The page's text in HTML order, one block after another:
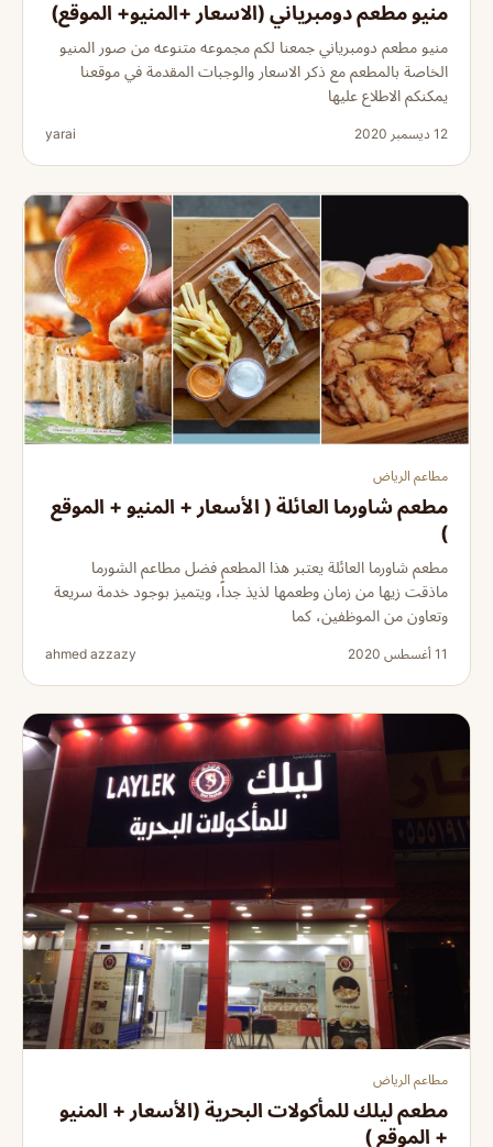
منيو مطعم دومبرياني (الاسعار +المنيو+ الموقع)
منيو مطعم دومبرياني جمعنا لكم مجموعه متنوعه من صور المنيو
الخاصة بالمطعم مع ذكر الاسعار والوجبات المقدمة في موقعنا
يمكنكم الاطلاع عليها
12 ديسمبر 2020 yarai
مطاعم الرياض
مطعم شاورما العائلة ( الأسعار + المنيو + الموقع
)
مطعم شاورما العائلة يعتبر هذا المطعم فضل مطاعم الشورما
ماذقت زيها من زمان وطعمها لذيذ جداً، ويتميز بوجود خدمة سريعة
وتعاون من الموظفين، كما
11 أغسطس 2020 ahmed azzazy
مطاعم الرياض
مطعم ليلك للمأكولات البحرية (الأسعار + المنيو
+ الموقع )